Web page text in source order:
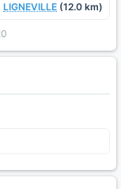
LIGNEVILLE (12.0 km)